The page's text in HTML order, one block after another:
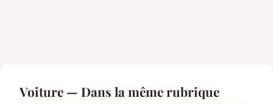
Voiture — Dans la même rubrique